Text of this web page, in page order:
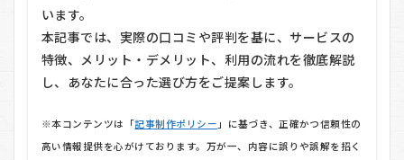
います。
本記事では、実際の口コミや評判を基に、サービスの
特徴、メリット・デメリット、利用の流れを徹底解説
し、あなたに合った選び方をご提案します。
※本コンテンツは「記事制作ポリシー 」に基づき、正確かつ信頼性の
高い情報提供を心がけております。万が一、内容に誤りや誤解を招く